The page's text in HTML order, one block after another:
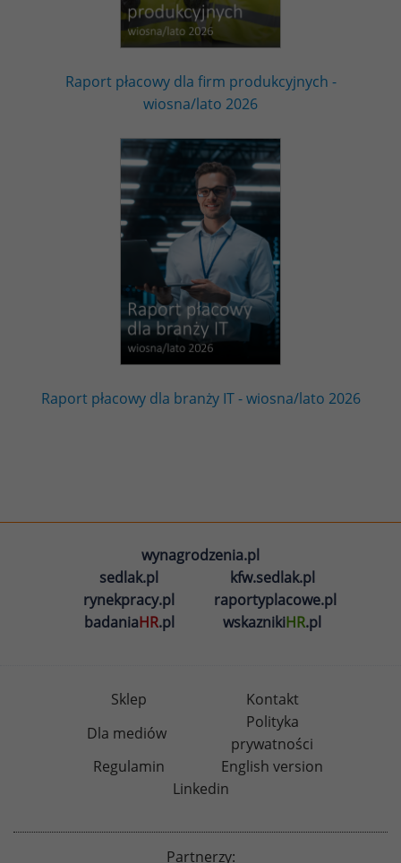
Raport płacowy dla firm produkcyjnych -
wiosna/lato 2026
Raport płacowy dla branży IT - wiosna/lato 2026
wynagrodzenia.pl
sedlak.pl
kfw.sedlak.pl
rynekpracy.pl
raportyplacowe.pl
badaniaHR.pl wskaznikiHR.pl
Sklep
Kontakt
Dla mediów
Polityka
prywatności
Regulamin
English version
Linkedin
Partnerzy: